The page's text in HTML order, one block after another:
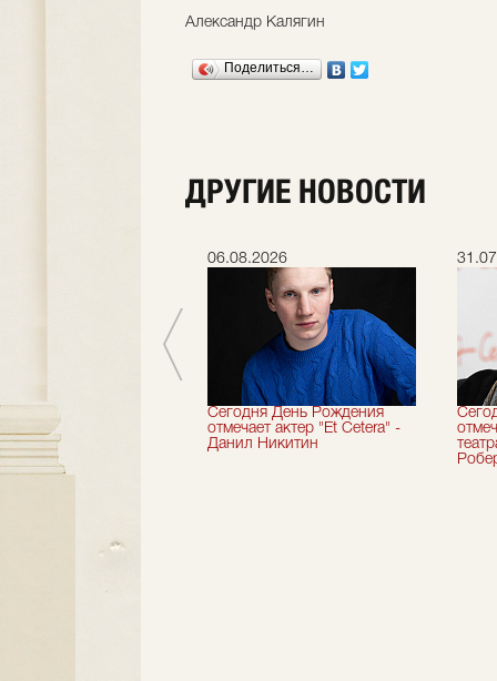
Александр Калягин
Поделиться…
ДРУГИЕ НОВОСТИ
сезон!
06.08.2026
Сегодня День Рождения
отмечает актер "Et Cetera" -
Данил Никитин